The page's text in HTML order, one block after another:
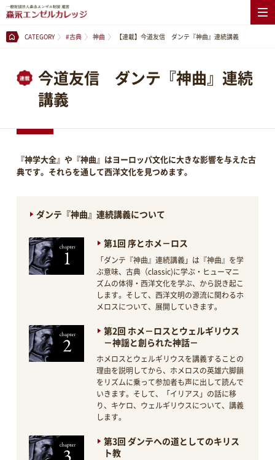
CATEGORY #古典 神曲 【連載】今道友信 ダンテ『神曲』連続講義
今道友信 ダンテ『神曲』連続
講義
『神学大全』や『神曲』はヨーロッパ文化に大きな影響を与えた古
典です。それらを通して西洋文化を見つめます。
ダンテ『神曲』連続講義について
第1回 序とホメ－ロス
「ダンテ『神曲』連続講義」は『神曲』を学
ぶ意味、古典（classic)に学ぶ・ヒューマニ
ズムの体得・西洋文化を学ぶ、から説き起こ
します。そして、西洋文明の源流に関わるホ
メロスについて、展開していきます。
第2回 ホメ－ロスとウェルギリウス
－神謡と創られた神話－
ホメロスとウェルギリウスを講義することの
理由を説明してから、ホメロスの英雄六脚韻
をリズムに乗って参加者も声に出して読んで
いきます。そして、「イリアス」の話に移
り、キケロ、ウェルギリウスについて、講義
します。
第3回 ダンテへの道としてのキリス
ト教